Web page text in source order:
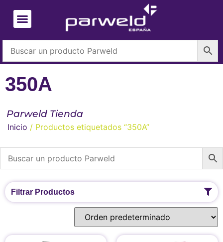
350A
Parweld Tienda
Inicio / Productos etiquetados “350A”
Filtrar Productos